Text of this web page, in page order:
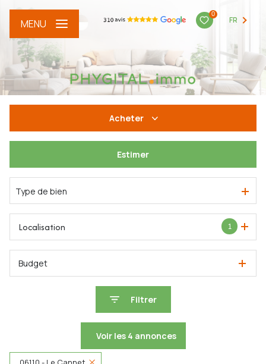
0
FR
MENU
Acheter
Estimer
Type de bien
1
Localisation
Budget
Filtrer
Voir les 4 annonces